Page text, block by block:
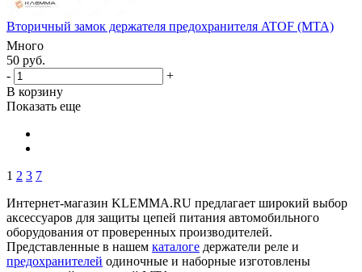
Вторичный замок держателя предохранителя ATOF (MTA)
Много
50 руб.
-
+
В корзину
Показать еще
1 2 3 7
Интернет-магазин KLEMMA.RU предлагает широкий выбор
аксессуаров для защиты цепей питания автомобильного
оборудования от проверенных производителей.
Представленные в нашем каталоге держатели реле и
предохранителей одиночные и наборные изготовлены